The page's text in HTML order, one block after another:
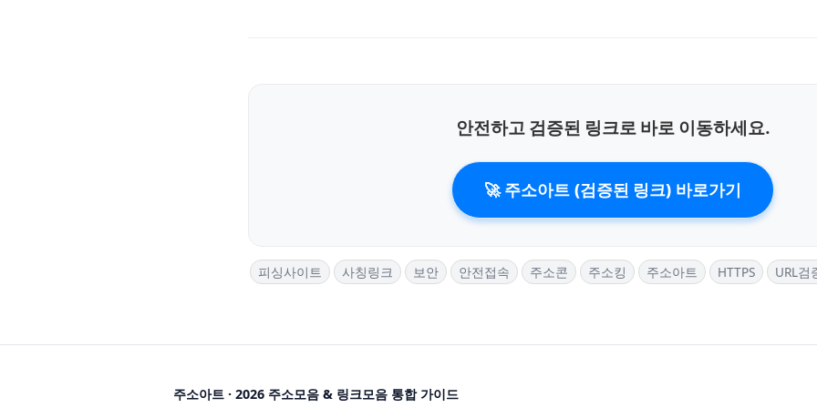
안전하고 검증된 링크로 바로 이동하세요.
🚀 주소아트 (검증된 링크) 바로가기
피싱사이트 사칭링크 보안 안전접속 주소콘 주소킹 주소아트 HTTPS URL검
주소아트 · 2026 주소모음 & 링크모음 통합 가이드